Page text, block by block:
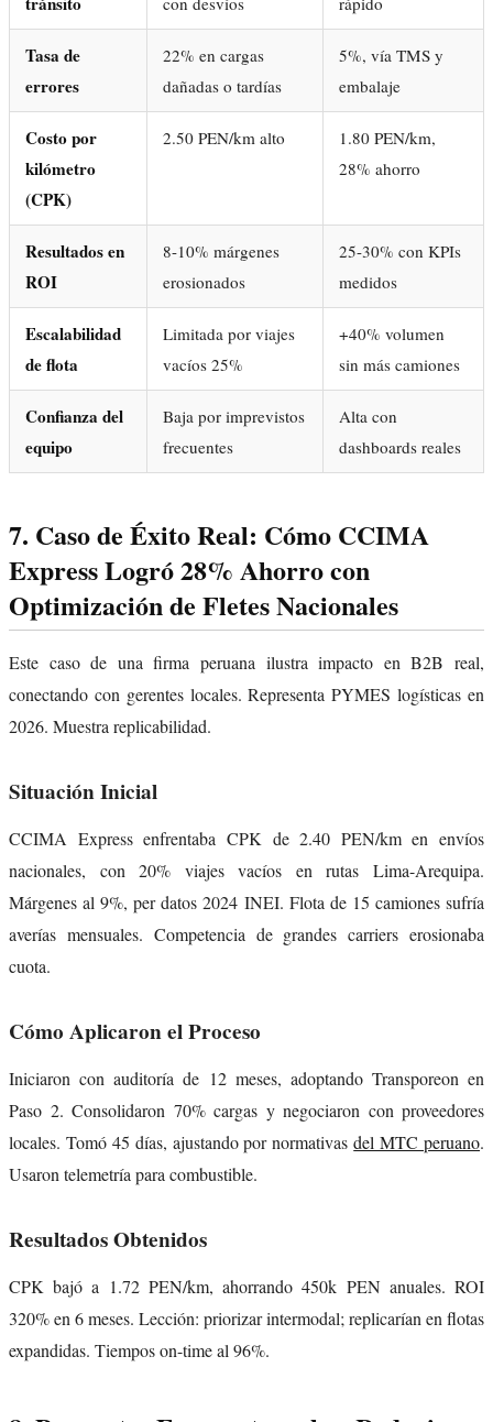
Tasa de
errores
22% en cargas
dañadas o tardías
5%, vía TMS y
embalaje
Costo por
kilómetro
(CPK)
2.50 PEN/km alto
1.80 PEN/km,
28% ahorro
Resultados en
ROI
8-10% márgenes
erosionados
25-30% con KPIs
medidos
Escalabilidad
de flota
Limitada por viajes
vacíos 25%
+40% volumen
sin más camiones
Confianza del
equipo
Baja por imprevistos
frecuentes
Alta con
dashboards reales
7. Caso de Éxito Real: Cómo CCIMA
Express Logró 28% Ahorro con
Optimización de Fletes Nacionales
Este caso de una firma peruana ilustra impacto en B2B real,
conectando con gerentes locales. Representa PYMES logísticas en
2026. Muestra replicabilidad.
Situación Inicial
CCIMA Express enfrentaba CPK de 2.40 PEN/km en envíos
nacionales, con 20% viajes vacíos en rutas Lima-Arequipa.
Márgenes al 9%, per datos 2024 INEI. Flota de 15 camiones sufría
averías mensuales. Competencia de grandes carriers erosionaba
cuota.
Cómo Aplicaron el Proceso
Iniciaron con auditoría de 12 meses, adoptando Transporeon en
Paso 2. Consolidaron 70% cargas y negociaron con proveedores
locales. Tomó 45 días, ajustando por normativasdel MTC peruano.
Usaron telemetría para combustible.
Resultados Obtenidos
CPK bajó a 1.72 PEN/km, ahorrando 450k PEN anuales. ROI
320% en 6 meses. Lección: priorizar intermodal; replicarían en flotas
expandidas. Tiempos on-time al 96%.